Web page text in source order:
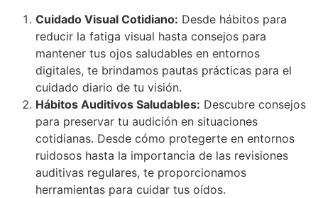
Cuidado Visual Cotidiano: Desde hábitos para
reducir la fatiga visual hasta consejos para
mantener tus ojos saludables en entornos
digitales, te brindamos pautas prácticas para el
cuidado diario de tu visión.
Hábitos Auditivos Saludables: Descubre consejos
para preservar tu audición en situaciones
cotidianas. Desde cómo protegerte en entornos
ruidosos hasta la importancia de las revisiones
auditivas regulares, te proporcionamos
herramientas para cuidar tus oídos.